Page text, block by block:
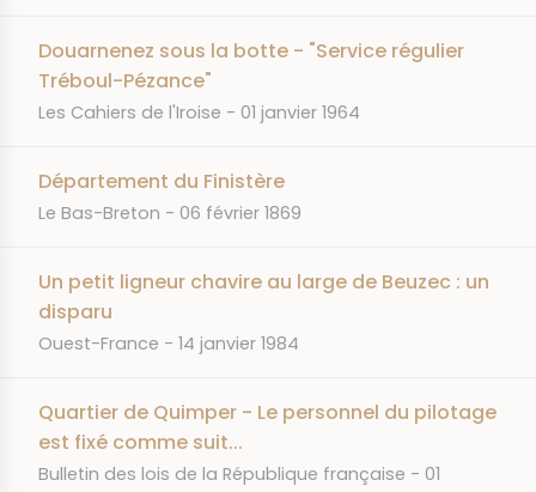
Douarnenez sous la botte - "Service régulier
Tréboul-Pézance"
JOURNAL
Les Cahiers de l'Iroise DATE
01 janvier 1964
Département du Finistère
JOURNAL
Le Bas-Breton DATE
06 février 1869
Un petit ligneur chavire au large de Beuzec : un
disparu
JOURNAL
Ouest-France DATE
14 janvier 1984
Quartier de Quimper - Le personnel du pilotage
est fixé comme suit...
JOURNAL
Bulletin des lois de la République française DATE
01